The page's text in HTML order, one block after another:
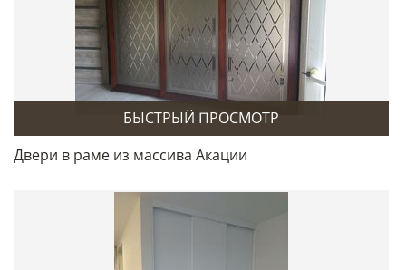
БЫСТРЫЙ ПРОСМОТР
Двери в раме из массива Акации